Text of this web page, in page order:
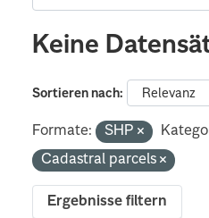
Keine
Sortieren nach
Formate: SHP
Cadastral parcels
Ergebnisse filtern